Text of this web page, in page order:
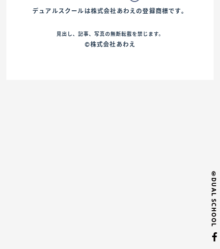
©DUAL SCHOOL
デュアルスクールは株式会社あわえの登録商標です。
見出し、記事、写真の無断転載を禁じます。
©株式会社あわえ